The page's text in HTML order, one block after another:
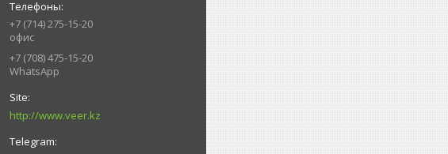
+7 (714) 275-15-20
офис
+7 (708) 475-15-20
WhatsApp
http://www.veer.kz